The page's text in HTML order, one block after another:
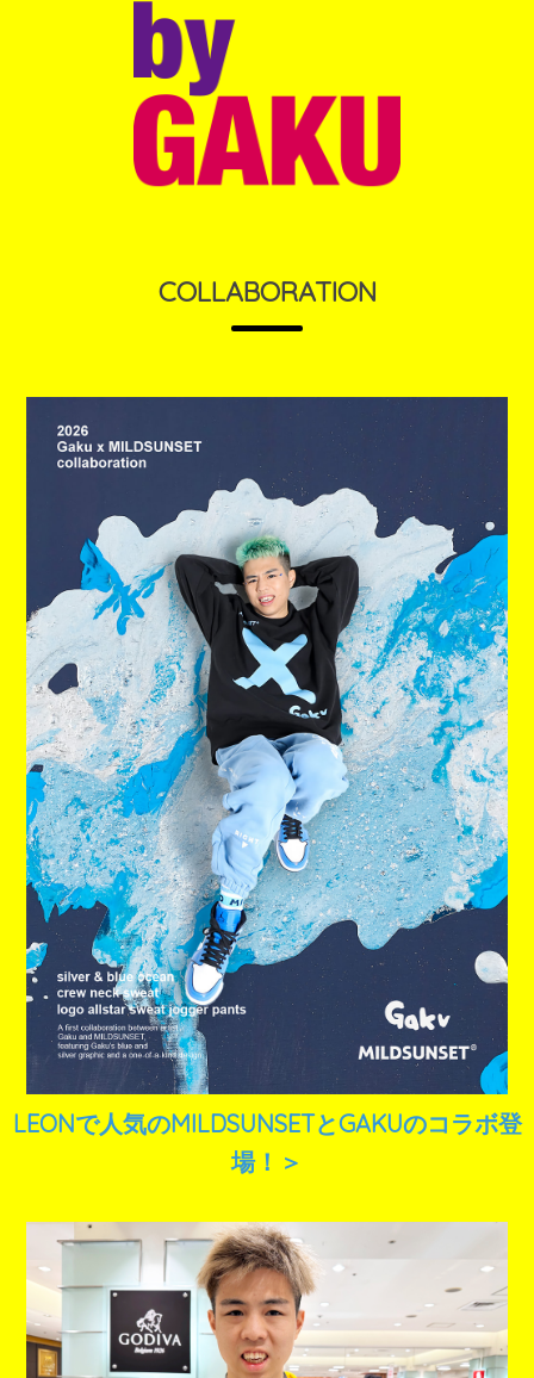
COLLABORATION
LEONで人気のMILDSUNSETとGAKUのコラボ登
場！＞